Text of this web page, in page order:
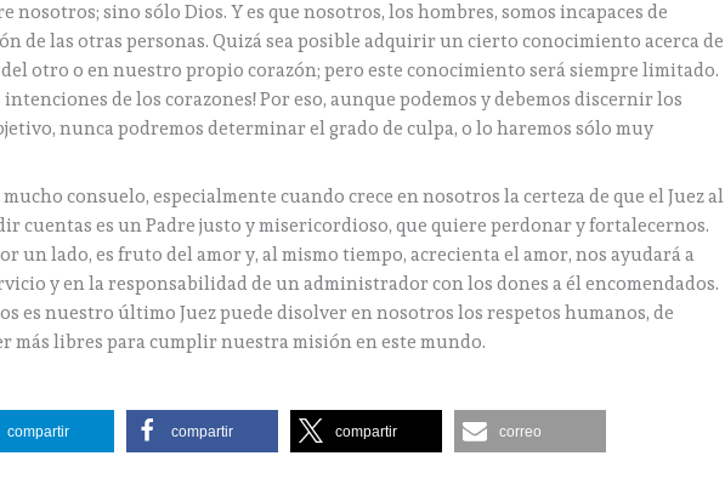
nosotros; sino sólo Dios. Y es que nosotros, los hombres, somos incapaces de
de las otras personas. Quizá sea posible adquirir un cierto conocimiento acerca de
otro o en nuestro propio corazón; pero este conocimiento será siempre limitado.
intenciones de los corazones! Por eso, aunque podemos y debemos discernir los
nunca podremos determinar el grado de culpa, o lo haremos sólo muy
consuelo, especialmente cuando crece en nosotros la certeza de que el Juez al
cuentas es un Padre justo y misericordioso, que quiere perdonar y fortalecernos.
un lado, es fruto del amor y, al mismo tiempo, acrecienta el amor, nos ayudará a
y en la responsabilidad de un administrador con los dones a él encomendados.
es nuestro último Juez puede disolver en nosotros los respetos humanos, de
más libres para cumplir nuestra misión en este mundo.
compartir compartir compartir correo